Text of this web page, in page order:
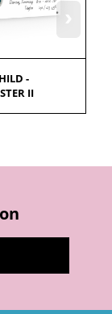
›
-
II